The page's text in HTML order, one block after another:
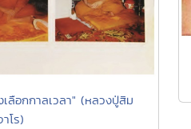
เลือกกาลเวลา" (หลวงปู่สิม
โร)